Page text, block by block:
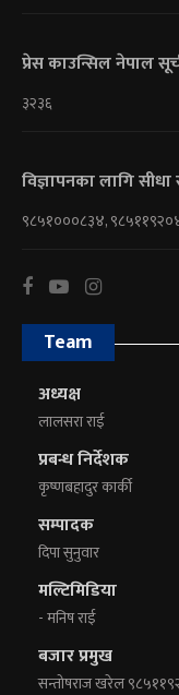
प्रेस काउन्सिल नेपाल
३२३६
विज्ञापनका लागि सीधा
९८५१०००८३४,
Team
अध्यक्ष
लालसरा राई
प्रबन्ध निर्देशक
कृष्णबहादुर कार्की
सम्पादक
दिपा सुनुवार
मल्टिमिडिया
- मनिष राई
बजार प्रमुख
सन्तोषराज खरेल